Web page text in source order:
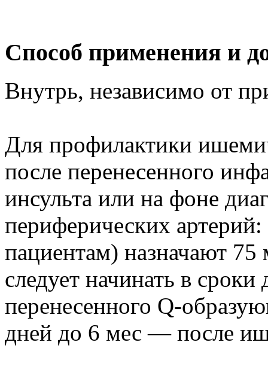
Способ применения и
Внутрь, независимо от
Для профилактики
после перенесенного
инсульта или на фоне
периферических
пациентам) назначают 75
следует начинать в
перенесенного Q-
дней до 6 мес — после